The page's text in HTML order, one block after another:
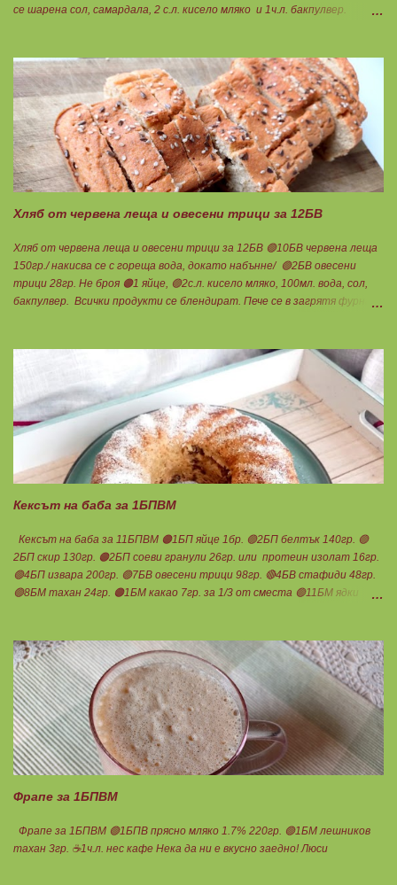
се шарена сол, самардала, 2 с.л. кисело мляко и 1ч.л. бакпулвер.
влажни ръце се оформят 10 еднакви топчета. Пече се в добре
загрята фурна на 200 градуса за 35-40 мин. Всяка питка е 1 блок
въглехидрат. Нека да ни е вкусно заедно! Споделено от Петя Чанева
Хляб от червена леща и овесени трици за 12БВ
Хляб от червена леща и овесени трици за 12БВ 🟢10БВ червена леща
150гр./ накисва се с гореща вода, докато набънне/ 🟢2БВ овесени
трици 28гр. Не броя 🟠1 яйце, 🟢2с.л. кисело мляко, 100мл. вода, сол,
бакпулвер. Всички продукти се блендират. Пече се в загрятя фурна
Кексът на баба за 1БПВМ
Кексът на баба за 11БПВМ 🟠1БП яйце 1бр. 🟢2БП белтък 140гр. 🟢
2БП скир 130гр. 🟠2БП соеви гранули 26гр. или протеин изолат 16гр.
🟢4БП извара 200гр. 🟢7БВ овесени трици 98гр. 🔴4БВ стафиди 48гр.
🟢8БМ тахан 24гр. 🟠1БМ какао 7гр. за 1/3 от сместа 🟢11БМ ядки
Всенция лимон Мазнините са удвоени за белтъците , протеина,
скира и изварата! Приготвянето е бързо и лесно!Първо се добавят
всички протеини и подсладител, пасира се до гладкост. Към тях се
смесват останалите продукти. Изсипват се 2/3 във формата, а
останалото количество се оцветява с какаото. Пече се първо на
160° да се надигне хубаво и после леко увеличавате на 170°. Клечката
излиза без тесто по нея, но самата тя да е леко влажна, това е
характерно за онзи бабаин кекс, който не става сух. Дели се на 10
Фрапе за 1БПВМ
Фрапе за 1БПВМ 🟢1БПВ прясно мляко 1.7% 220гр. 🟢1БМ лешников
тахан 3гр. ☕1ч.л. нес кафе Нека да ни е вкусно заедно! Люси